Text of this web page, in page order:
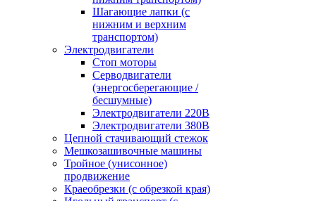
Шагающие лапки (с
нижним и верхним
транспортом)
Электродвигатели
Стоп моторы
Серводвигатели
(энергосберегающие /
бесшумные)
Электродвигатели 220В
Электродвигатели 380В
Цепной стачивающий стежок
Мешкозашивочные машины
Тройное (унисонное)
продвижение
Краеобрезки (с обрезкой края)